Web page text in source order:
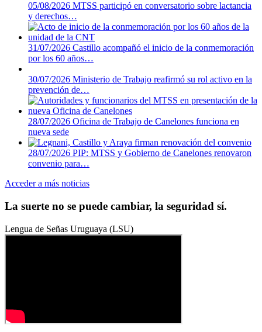
05/08/2026 MTSS participó en conversatorio sobre lactancia
y derechos…
31/07/2026 Castillo acompañó el inicio de la conmemoración
por los 60 años…
30/07/2026 Ministerio de Trabajo reafirmó su rol activo en la
prevención de…
28/07/2026 Oficina de Trabajo de Canelones funciona en
nueva sede
28/07/2026 PIP: MTSS y Gobierno de Canelones renovaron
convenio para…
Acceder a más noticias
La suerte no se puede cambiar, la seguridad sí.
Lengua de Señas Uruguaya (LSU)